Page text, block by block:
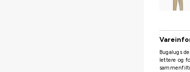
Bugalugs
lettere og